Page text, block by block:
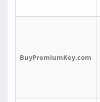
BuyPremiumKey.com